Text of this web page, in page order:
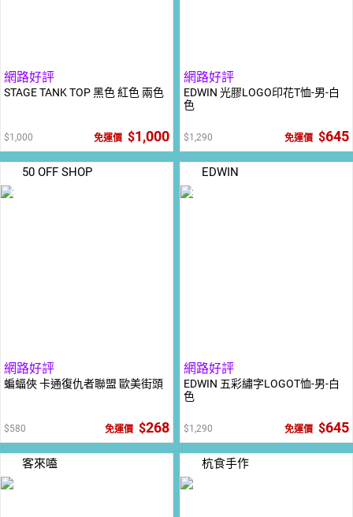
網路好評
STAGE TANK TOP 黑色 紅色 兩色
1,000 免運價 1,000
網路好評
EDWIN 光膠LOGO印花T恤-男-白
色
1,290 免運價 645
50 OFF SHOP
5
網路好評
蝙蝠俠 卡通復仇者聯盟 歐美街頭
580 免運價 268
EDWIN
5
網路好評
EDWIN 五彩繡字LOGOT恤-男-白
色
1,290 免運價 645
客來嗑 杭食手作